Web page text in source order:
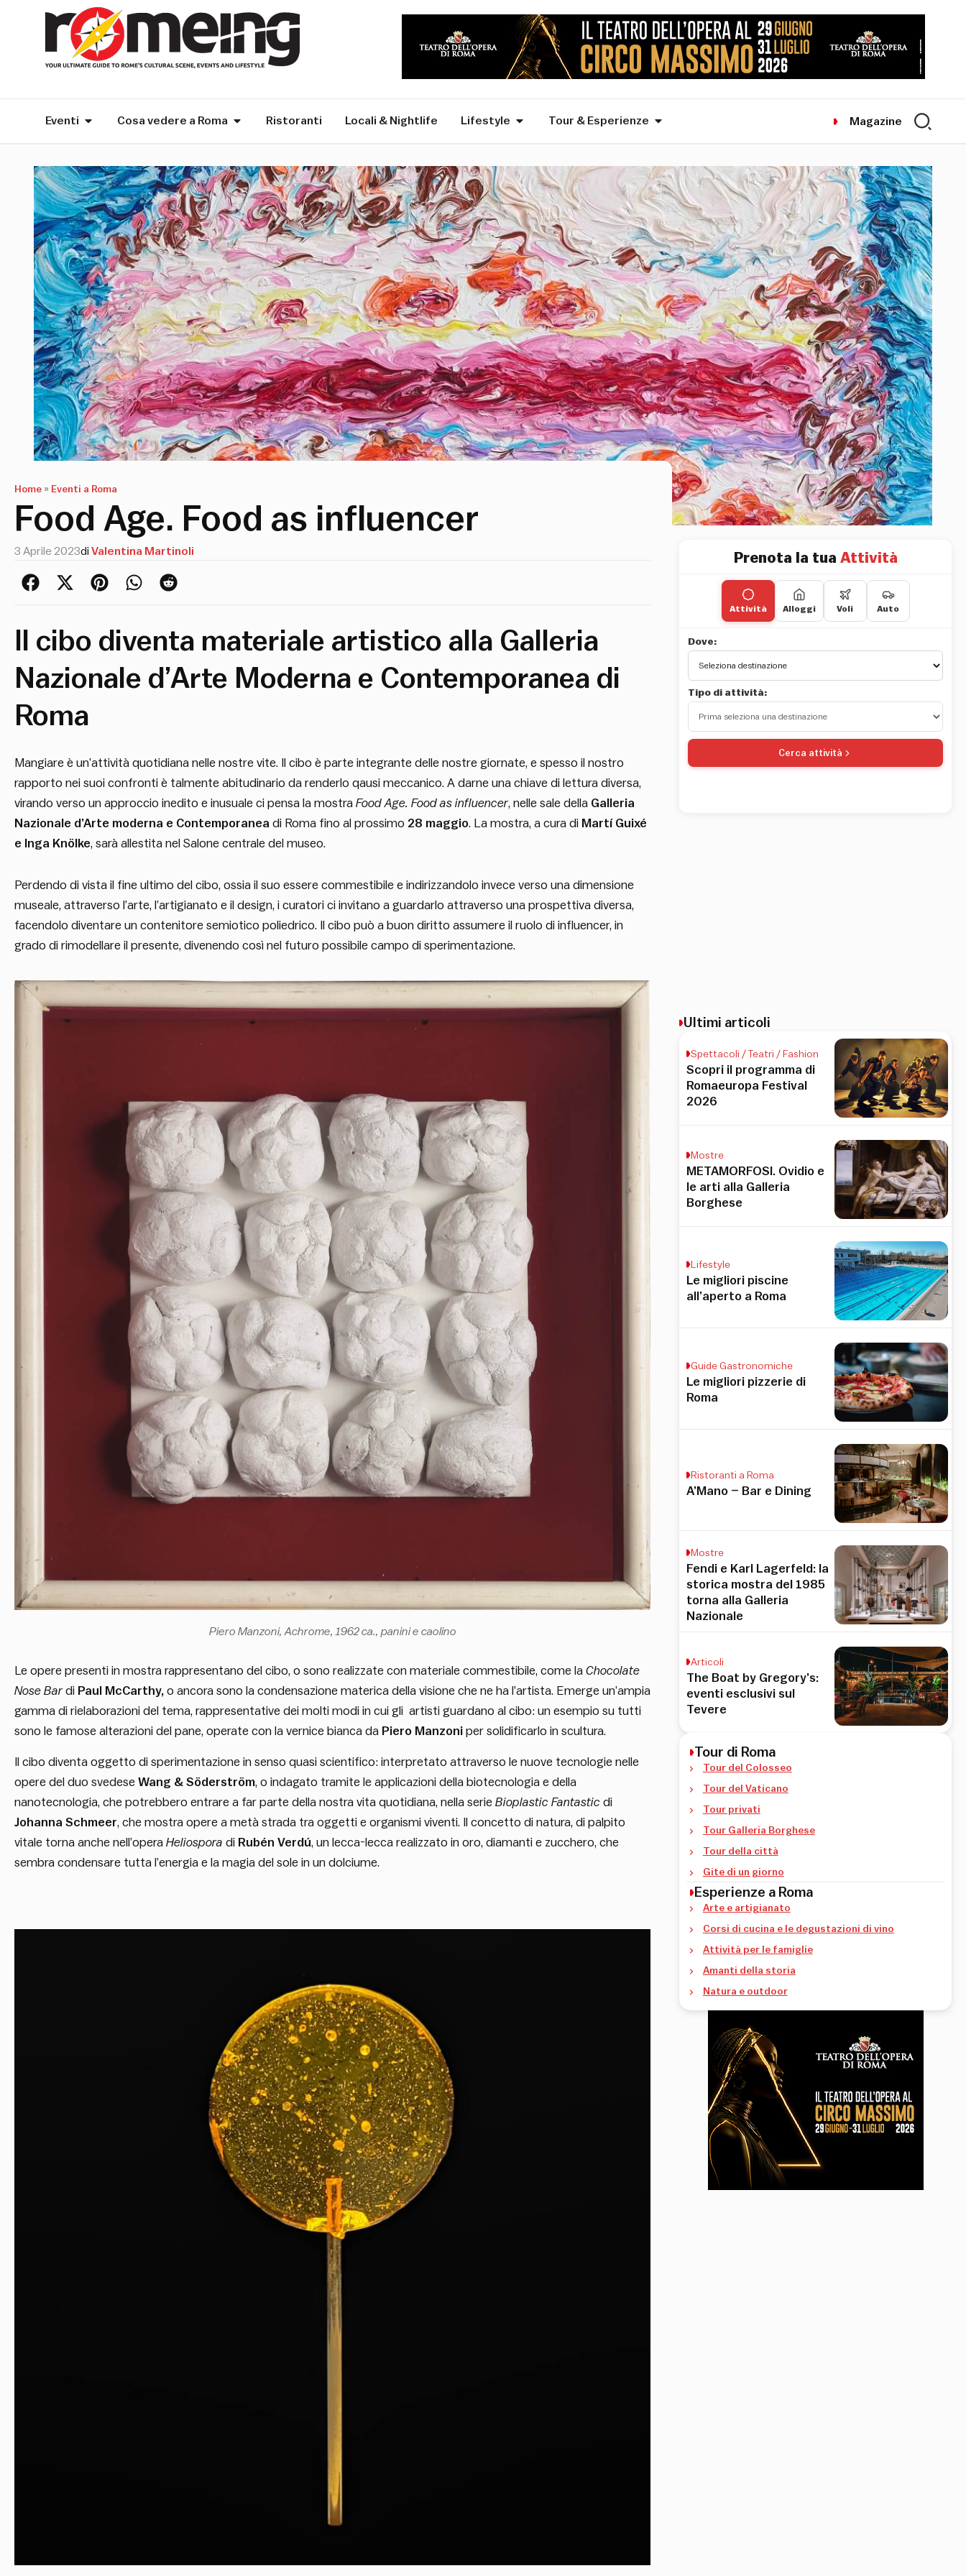
Eventi Cosa vedere a Roma Ristoranti Locali & Nightlife Lifestyle Tour & Esperienze Magazine
Home » Eventi a Roma
Food Age. Food as influencer
3 Aprile 2023di Valentina Martinoli
Il cibo diventa materiale artistico alla Galleria
Nazionale d’Arte Moderna e Contemporanea di
Roma
Mangiare è un’attività quotidiana nelle nostre vite. Il cibo è parte integrante delle nostre giornate, e spesso il nostro
rapporto nei suoi confronti è talmente abitudinario da renderlo qausi meccanico. A darne una chiave di lettura diversa,
virando verso un approccio inedito e inusuale ci pensa la mostra Food Age. Food as influencer, nelle sale della Galleria
Nazionale d’Arte moderna e Contemporanea di Roma fino al prossimo 28 maggio. La mostra, a cura di Martí Guixé
e Inga Knölke, sarà allestita nel Salone centrale del museo.
Perdendo di vista il fine ultimo del cibo, ossia il suo essere commestibile e indirizzandolo invece verso una dimensione
museale, attraverso l’arte, l’artigianato e il design, i curatori ci invitano a guardarlo attraverso una prospettiva diversa,
facendolo diventare un contenitore semiotico poliedrico. Il cibo può a buon diritto assumere il ruolo di influencer, in
grado di rimodellare il presente, divenendo così nel futuro possibile campo di sperimentazione.
Piero Manzoni,Achrome, 1962 ca., panini e caolino
Le opere presenti in mostra rappresentano del cibo, o sono realizzate con materiale commestibile, come la Chocolate
Nose Bardi Paul McCarthy, o ancora sono la condensazione materica della visione che ne ha l’artista. Emerge un’ampia
gamma di rielaborazioni del tema, rappresentative dei molti modi in cui gli artisti guardano al cibo: un esempio su tutti
sono le famose alterazioni del pane, operate con la vernice bianca da Piero Manzoni per solidificarlo in scultura.
Il cibo diventa oggetto di sperimentazione in senso quasi scientifico: interpretato attraverso le nuove tecnologie nelle
opere del duo svedese Wang & Söderström, o indagato tramite le applicazioni della biotecnologia e della
nanotecnologia, che potrebbero entrare a far parte della nostra vita quotidiana, nella serie Bioplastic Fantastic di
Johanna Schmeer, che mostra opere a metà strada tra oggetti e organismi viventi. Il concetto di natura, di palpito
vitale torna anche nell’opera Heliospora di Rubén Verdú, un lecca-lecca realizzato in oro, diamanti e zucchero, che
sembra condensare tutta l’energia e la magia del sole in un dolciume.
Prenota la tua Attività
Attività Alloggi Voli Auto
Dove:
Tipo di attività:
Cerca attività
Ultimi articoli
Spettacoli / Teatri / Fashion
Scopri il programma di
Romaeuropa Festival
2026
Mostre
METAMORFOSI. Ovidio e
le arti alla Galleria
Borghese
Lifestyle
Le migliori piscine
all’aperto a Roma
Guide Gastronomiche
Le migliori pizzerie di
Roma
Ristoranti a Roma
A’Mano – Bar e Dining
Mostre
Fendi e Karl Lagerfeld: la
storica mostra del 1985
torna alla Galleria
Nazionale
Articoli
The Boat by Gregory’s:
eventi esclusivi sul
Tevere
Tour di Roma
Tour del Colosseo
Tour del Vaticano
Tour privati
Tour Galleria Borghese
Tour della città
Gite di un giorno
Esperienze a Roma
Arte e artigianato
Corsi di cucina e le degustazioni di vino
Attività per le famiglie
Amanti della storia
Natura e outdoor